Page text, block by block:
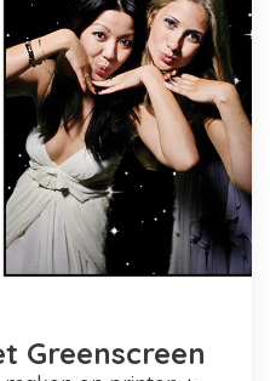
Greenscreen